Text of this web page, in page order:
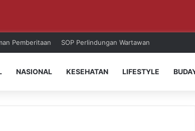
Pemberitaan SOP Perlindungan Wartawan
NASIONAL KESEHATAN LIFESTYLE